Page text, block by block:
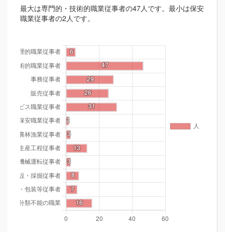
最大は専門的・技術的職業従事者の47人です。最小は保安
職業従事者の2人です。